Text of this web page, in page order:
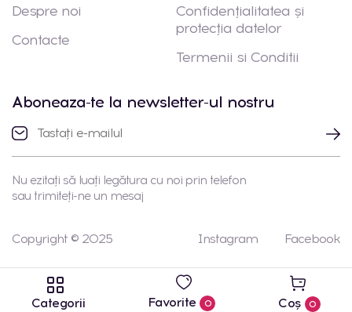
Categorii Favorite 0 Coș 0
Despre noi
Contacte
Confidențialitatea și
protecția datelor
Termenii si Conditii
Aboneaza-te la newsletter-ul nostru
Nu ezitați să luați legătura cu noi prin telefon
sau trimiteți-ne un mesaj
Copyright © 2025 Instagram Facebook